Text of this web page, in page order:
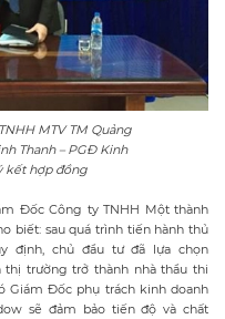
MTV TM Quảng
Thanh – PGĐ Kinh
kết hợp đồng
Đốc Công ty TNHH Một thành
biết: sau quá trình tiến hành thủ
định, chủ đầu tư đã lựa chọn
trường trở thành nhà thầu thi
Giám Đốc phụ trách kinh doanh
sẽ đảm bảo tiến độ và chất